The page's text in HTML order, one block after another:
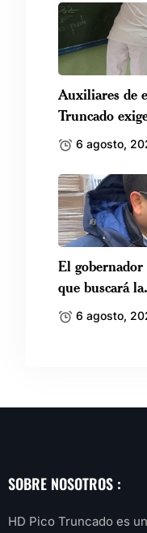
Auxiliares de
Truncado
6 agosto,
El
que buscará la.
6 agosto,
SOBRE NOSOTROS :
HD Pico Truncado es